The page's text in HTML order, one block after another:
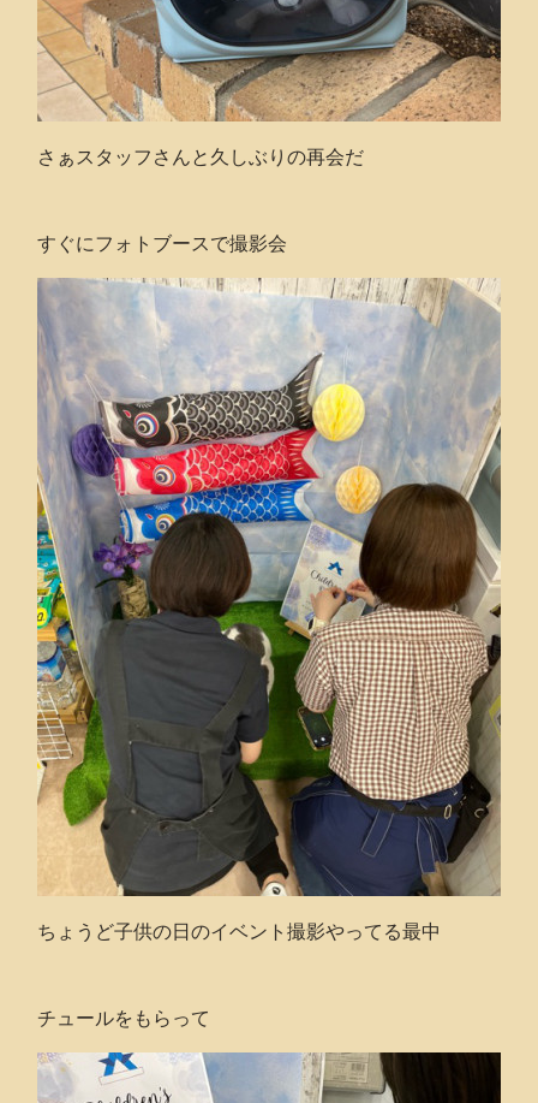
さぁスタッフさんと久しぶりの再会だ
すぐにフォトブースで撮影会
ちょうど子供の日のイベント撮影やってる最中
チュールをもらって